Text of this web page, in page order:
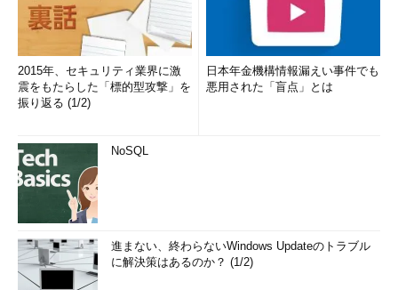
2015年、セキュリティ業界に激
震をもたらした「標的型攻撃」を
振り返る (1/2)
日本年金機構情報漏えい事件でも
悪用された「盲点」とは
NoSQL
進まない、終わらないWindows Updateのトラブル
に解決策はあるのか？ (1/2)